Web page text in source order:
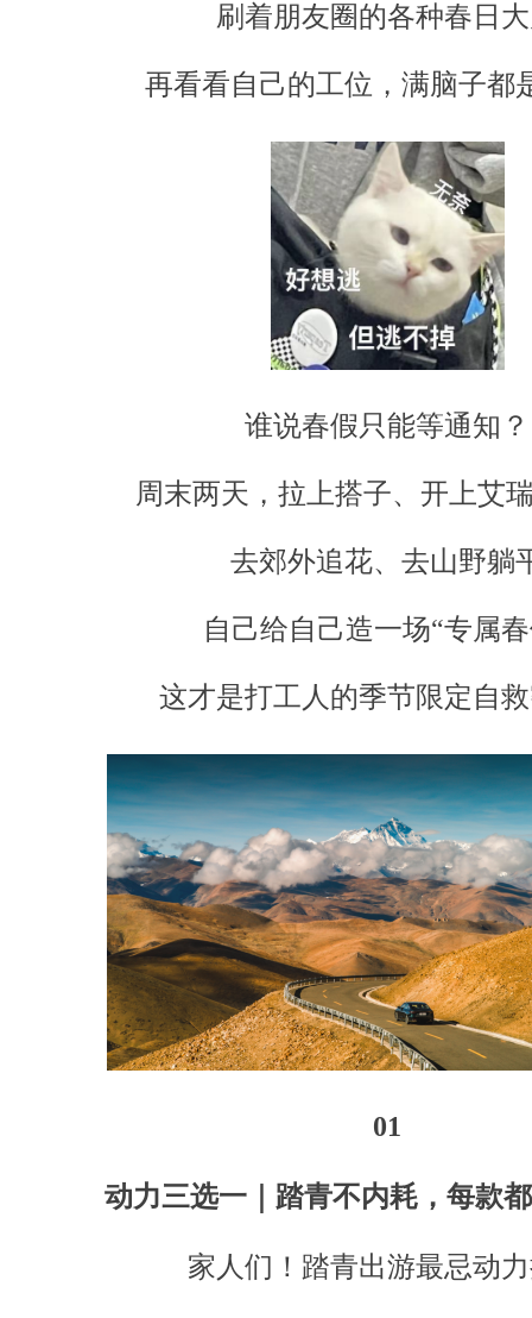
刷着朋友圈的各种春日
再看看自己的工位，满脑子都
谁说春假只能等通知？
周末两天，拉上搭子、开上艾
去郊外追花、去山野躺
自己给自己造一场“专属
这才是打工人的季节限定自
01
动力三选一｜踏青不内耗，每款
家人们！踏青出游最忌动